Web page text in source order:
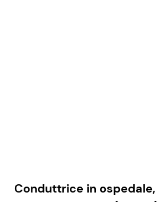
Conduttrice in